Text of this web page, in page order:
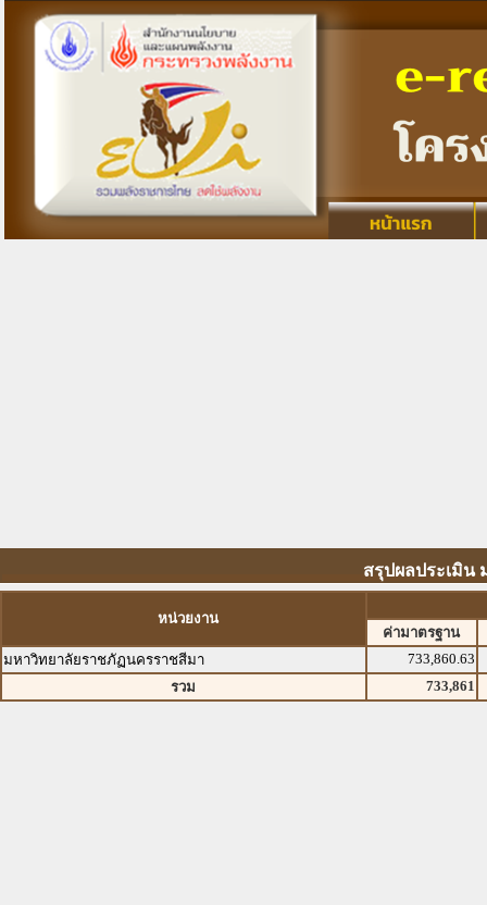
สรุปผลประเมิน
หน่วยงาน
ค่ามาตรฐาน
มหาวิทยาลัยราชภัฏนครราชสีมา
733,860.63
รวม
733,861